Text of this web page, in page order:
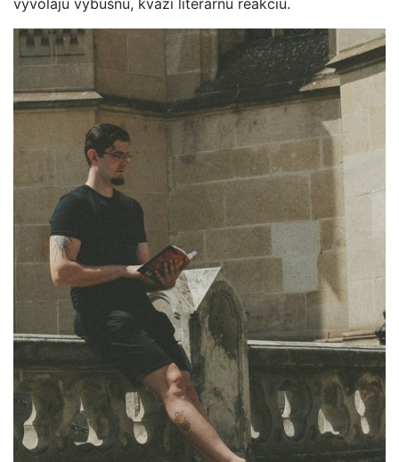
vyvolajú výbušnú, kvázi literárnu reakciu.